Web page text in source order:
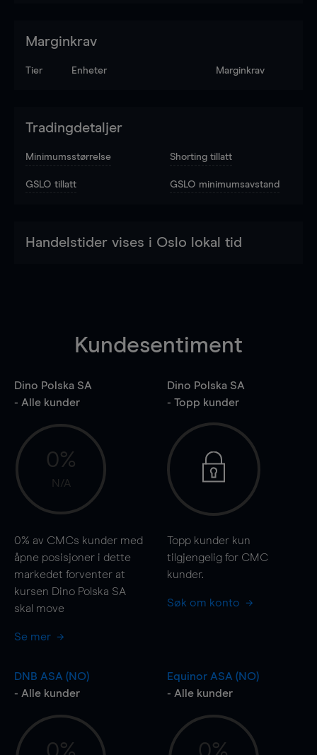
Marginkrav
Tier Enheter Marginkrav
Tradingdetaljer
Minimumsstørrelse Shorting tillatt
GSLO tillatt GSLO minimumsavstand
Handelstider vises i Oslo lokal tid
Kundesentiment
Dino Polska SA
- Alle kunder
0%
N/A
0% av CMCs kunder med
åpne posisjoner i dette
markedet forventer at
kursen Dino Polska SA
skal move
Se mer
Dino Polska SA
- Topp kunder
Topp kunder kun
tilgjengelig for CMC
kunder.
Søk om konto
DNB ASA (NO)
- Alle kunder
Equinor ASA (NO)
- Alle kunder